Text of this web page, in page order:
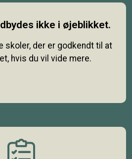
ikke i øjeblikket.
skoler, der er godkendt til at
hvis du vil vide mere.